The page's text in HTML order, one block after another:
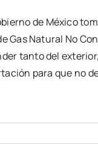
de México
Gas Natural No
tanto del
para que no